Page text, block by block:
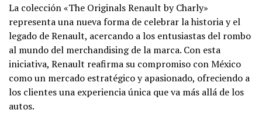
La colección «The Originals Renault by Charly»
representa una nueva forma de celebrar la historia y el
legado de Renault, acercando a los entusiastas del rombo
al mundo del merchandising de la marca. Con esta
iniciativa, Renault reafirma su compromiso con México
como un mercado estratégico y apasionado, ofreciendo a
los clientes una experiencia única que va más allá de los
autos.